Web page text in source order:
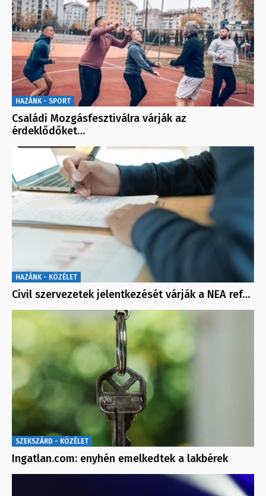
HAZÁNK - SPORT
Családi Mozgásfesztiválra várják az
érdeklődőket…
HAZÁNK - KÖZÉLET
Civil szervezetek jelentkezését várják a NEA ref…
SZEKSZÁRD - KÖZÉLET
Ingatlan.com: enyhén emelkedtek a lakbérek